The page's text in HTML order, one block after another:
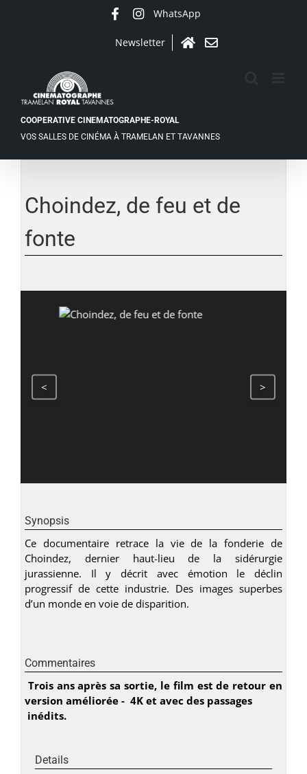
WhatsApp
Newsletter
AccueilContact
COOPERATIVE CINEMATOGRAPHE-ROYAL
VOS SALLES DE CINÉMA À TRAMELAN ET TAVANNES
Choindez, de feu et de
fonte
< >
Synopsis
Ce documentaire retrace la vie de la fonderie de
Choindez, dernier haut-lieu de la sidérurgie
jurassienne. Il y décrit avec émotion le déclin
progressif de cette industrie. Des images superbes
d’un monde en voie de disparition.
Commentaires
Trois ans après sa sortie, le film est de retour en
version améliorée - 4K et avec des passages
inédits.
Details